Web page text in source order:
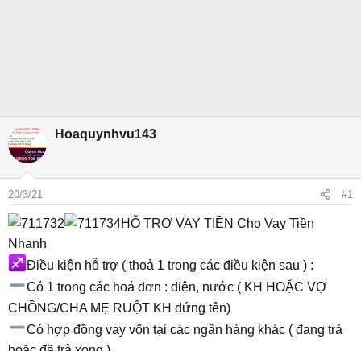
Hoaquynhvu143
20/3/21 #1
HỖ TRỢ VAY TIỀN Cho Vay Tiền
Nhanh
Điều kiện hỗ trợ ( thoả 1 trong các điều kiện sau ) :
Có 1 trong các hoá đơn : điện, nước ( KH HOẶC VỢ
CHỒNG/CHA MẸ RUỘT KH đứng tên)
Có hợp đồng vay vốn tại các ngân hàng khác ( đang trả